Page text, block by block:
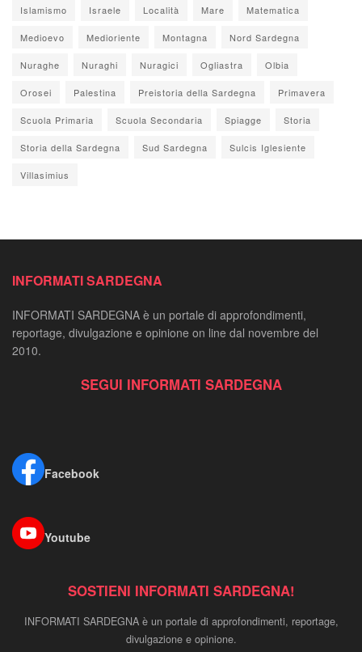
Islamismo Israele Località Mare Matematica
Medioevo Medioriente Montagna Nord Sardegna
Nuraghe Nuraghi Nuragici Ogliastra Olbia
Orosei Palestina Preistoria della Sardegna Primavera
Scuola Primaria Scuola Secondaria Spiagge Storia
Storia della Sardegna Sud Sardegna Sulcis Iglesiente
Villasimius
INFORMATI SARDEGNA
INFORMATI SARDEGNA è un portale di approfondimenti,
reportage, divulgazione e opinione on line dal novembre del
2010.
SEGUI INFORMATI SARDEGNA
Facebook
Youtube
SOSTIENI INFORMATI SARDEGNA!
INFORMATI SARDEGNA è un portale di approfondimenti, reportage,
divulgazione e opinione.